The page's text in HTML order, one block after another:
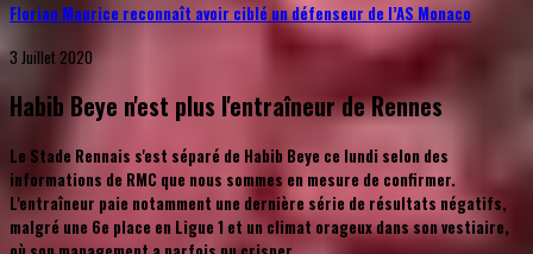
Florian Maurice reconnaît avoir ciblé un défenseur de l’AS Monaco
3 Juillet 2020
Habib Beye n'est plus l'entraîneur de Rennes
Le Stade Rennais s'est séparé de Habib Beye ce lundi selon des
informations de RMC que nous sommes en mesure de confirmer.
L'entraîneur paie notamment une dernière série de résultats négatifs,
malgré une 6e place en Ligue 1 et un climat orageux dans son vestiaire,